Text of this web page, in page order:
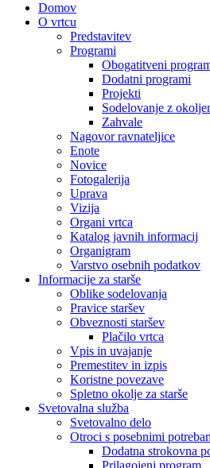
Domov
O vrtcu
Predstavitev
Programi
Obogatitveni
Dodatni programi
Projekti
Sodelovanje z
Zahvale
Nagovor ravnateljice
Enote
Novice
Fotogalerija
Uprava
Vizija
Organi vrtca
Katalog javnih informacij
Organigram
Varstvo osebnih podatkov
Informacije za starše
Oblike sodelovanja
Pravice staršev
Obveznosti staršev
Plačilo vrtca
Vpis in uvajanje
Premestitev in izpis
Koristne povezave
Spletno okolje za starše
Svetovalna služba
Svetovalno delo
Otroci s posebnimi
Dodatna strokovna